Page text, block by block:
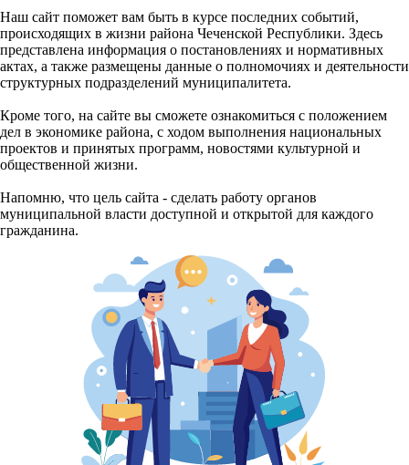
Наш сайт поможет вам быть в курсе последних событий,
происходящих в жизни района Чеченской Республики. Здесь
представлена информация о постановлениях и нормативных
актах, а также размещены данные о полномочиях и деятельности
структурных подразделений муниципалитета.
Кроме того, на сайте вы сможете ознакомиться с положением
дел в экономике района, с ходом выполнения национальных
проектов и принятых программ, новостями культурной и
общественной жизни.
Напомню, что цель сайта - сделать работу органов
муниципальной власти доступной и открытой для каждого
гражданина.